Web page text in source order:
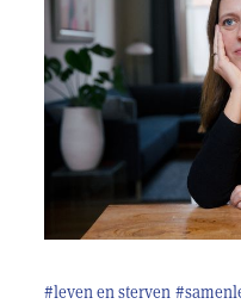
#leven en sterven